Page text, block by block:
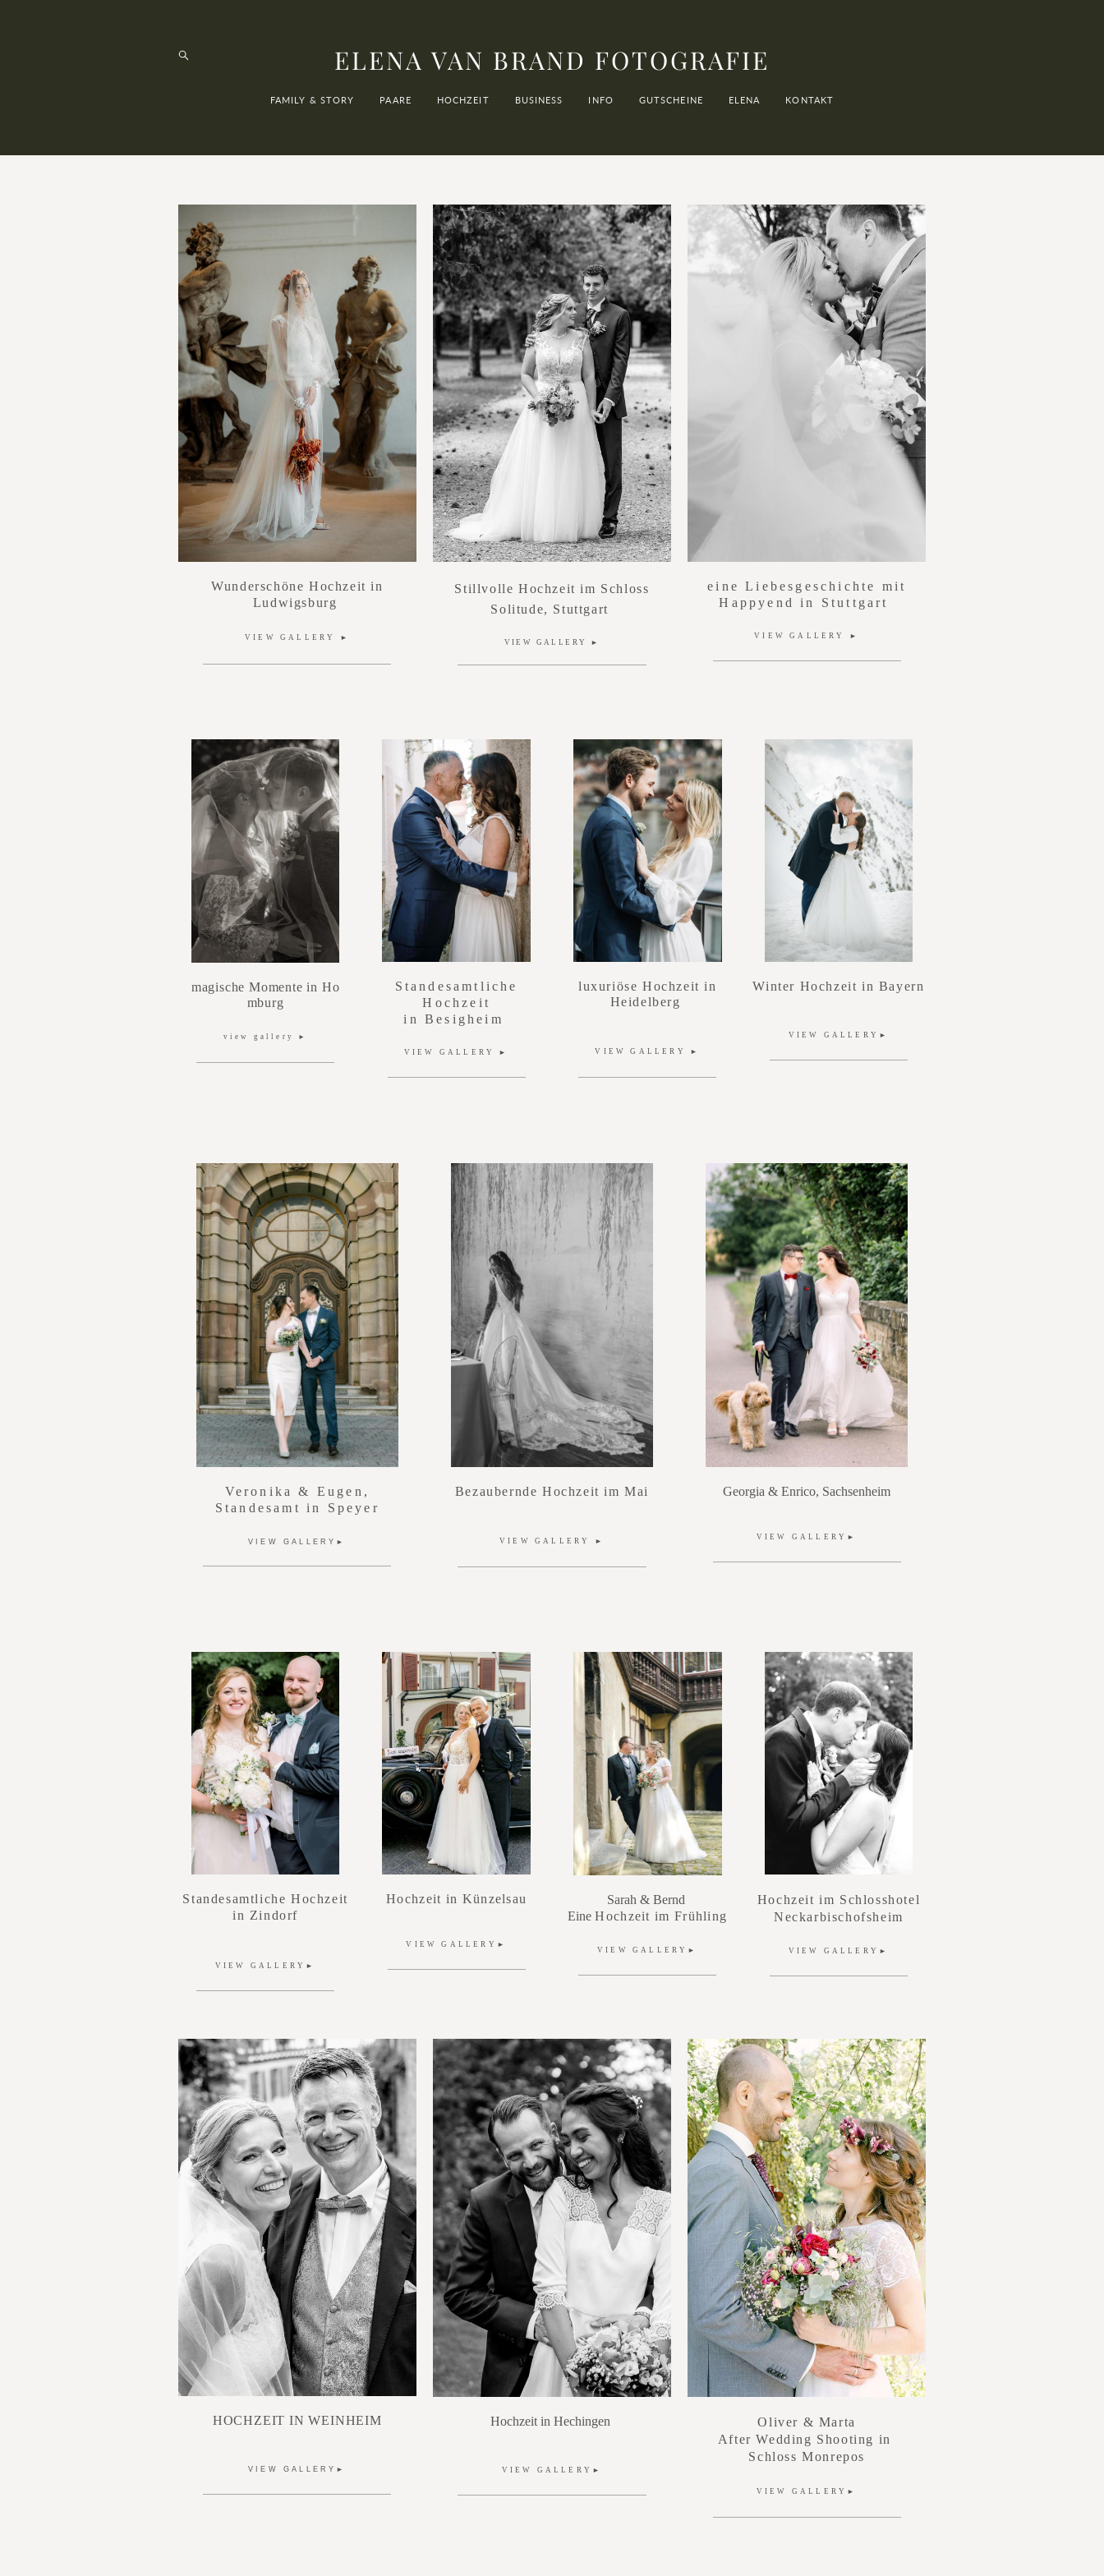
ELENA VAN BRAND FOTOGRAFIE
FAMILY & STORY PAARE HOCHZEIT BUSINESS INFO GUTSCHEINE ELENA KONTAKT
Wunderschöne Hochzeit in
Ludwigsburg
VIEW GALLERY ►
Stillvolle Hochzeit im Schloss
Solitude, Stuttgart
VIEW GALLERY ►
eine Liebesgeschichte
mit
Happyendin Stuttgart
VIEW GALLERY ►
magische Momente in Ho
mburg
view gallery ►
Standesamtliche
Hochzeit
in Besigheim
VIEW GALLERY ►
luxuriöse Hochzeit in
Heidelberg
VIEW GALLERY ►
Winter Hochzeit in Bayern
VIEW GALLERY►
Veronika & Eugen,
Standesamt in Speyer
VIEW GALLERY►
Bezaubernde Hochzeit im Mai
VIEW GALLERY ►
Georgia & Enrico, Sachsenheim
VIEW GALLERY►
Standesamtliche Hochzeit
in Zindorf
VIEW GALLERY►
Hochzeit in Künzelsau
VIEW GALLERY►
Sarah & Bernd
EineHochzeit im Frühling
VIEW GALLERY►
Hochzeit im Schlosshotel
Neckarbischofsheim
VIEW GALLERY►
HOCHZEIT IN WEINHEIM
VIEW GALLERY►
Hochzeit in Hechingen
VIEW GALLERY►
Oliver & Marta
After Wedding Shooting in
Schloss Monrepos
VIEW GALLERY►